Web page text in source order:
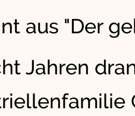
aus "Der
Jahren